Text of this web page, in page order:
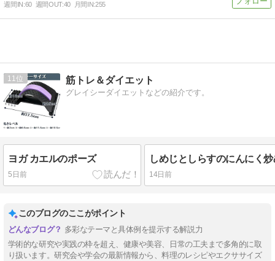
週間IN:60 週間OUT:40 月間IN:255
11 筋トレ＆ダイエット
グレイシーダイエットなどの紹介です。
ヨガ カエルのポーズ
5日前
しめじとしらすのにんにく
14日前
このブログのここがポイント
多彩なテーマと具体例を提示する解説力
学術的な研究や実践の枠を超え、健康や美容、日常の工夫まで多角的に取
り扱います。研究会や学会の最新情報から、料理のレシピやエクササイズ